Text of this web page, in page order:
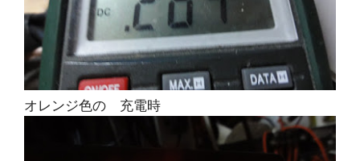
オレンジ色の 充電時